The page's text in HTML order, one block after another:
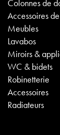
Colonnes de
Accessoires
Meubles
Lavabos
Miroirs &
WC & bidets
Robinetterie
Accessoires
Radiateurs